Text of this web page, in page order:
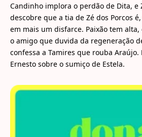
Candinho implora o perdão de Dita, e
descobre que a tia de Zé dos Porcos
em mais um disfarce. Paixão tem alta,
o amigo que duvida da regeneração
confessa a Tamires que rouba
Ernesto sobre o sumiço de Estela.